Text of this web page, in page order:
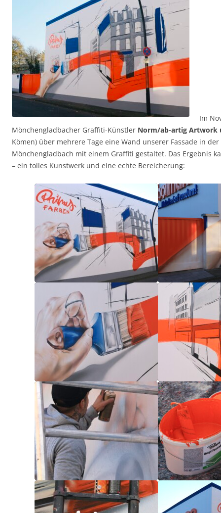
Im
Mönchengladbacher Graffiti-Künstler Norm/ab-artig Artwork
Kömen) über mehrere Tage eine Wand unserer Fassade in
Mönchengladbach mit einem Graffiti gestaltet. Das Ergebnis
– ein tolles Kunstwerk und eine echte Bereicherung: